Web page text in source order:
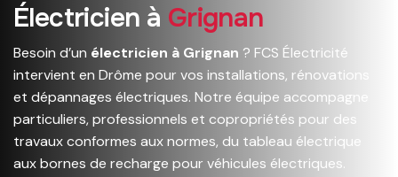
Électricien à Grignan
Besoin d’un électricien à Grignan ? FCS Électricité
intervient en Drôme pour vos installations, rénovations
et dépannages électriques. Notre équipe accompagne
particuliers, professionnels et copropriétés pour des
travaux conformes aux normes, du tableau électrique
aux bornes de recharge pour véhicules électriques.